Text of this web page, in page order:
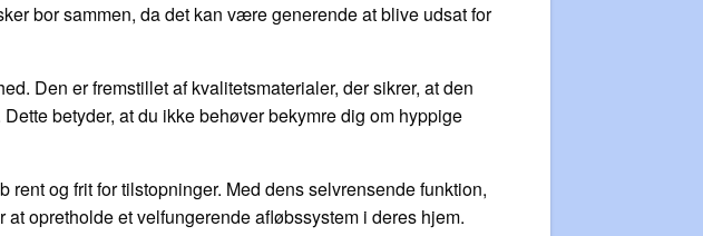
bor sammen, da det kan være generende at blive udsat for
Den er fremstillet af kvalitetsmaterialer, der sikrer, at den
betyder, at du ikke behøver bekymre dig om hyppige
og frit for tilstopninger. Med dens selvrensende funktion,
opretholde et velfungerende afløbssystem i deres hjem.